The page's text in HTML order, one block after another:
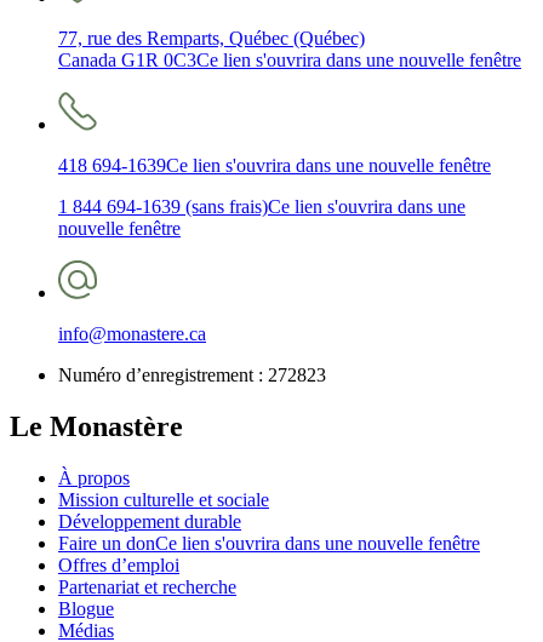
77, rue des Remparts, Québec (Québec)
Canada G1R 0C3Ce lien s'ouvrira dans une nouvelle fenêtre
418 694-1639Ce lien s'ouvrira dans une nouvelle fenêtre
1 844 694-1639 (sans frais)Ce lien s'ouvrira dans une
nouvelle fenêtre
info@monastere.ca
Numéro d’enregistrement : 272823
Le Monastère
À propos
Mission culturelle et sociale
Développement durable
Faire un donCe lien s'ouvrira dans une nouvelle fenêtre
Offres d’emploi
Partenariat et recherche
Blogue
Médias